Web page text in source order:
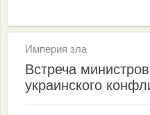
Империя зла
Встреча
украинского